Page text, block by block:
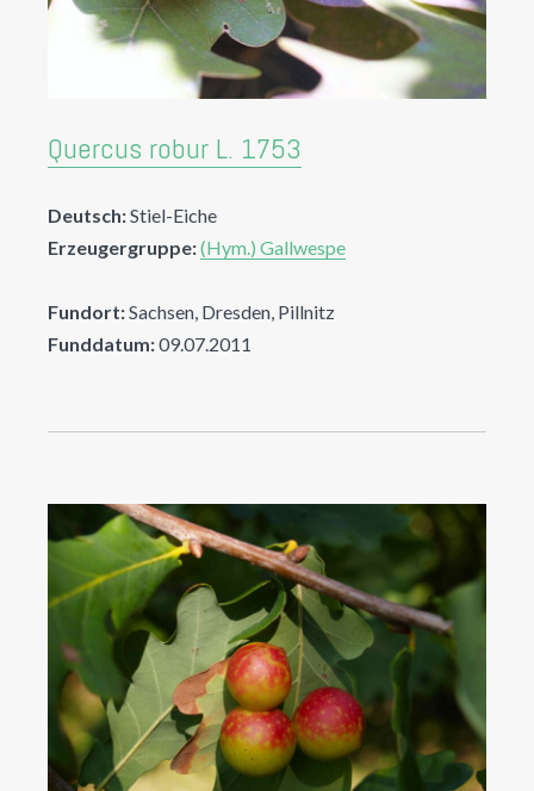
Quercus robur L. 1753
Deutsch:Stiel-Eiche
Erzeugergruppe:(Hym.) Gallwespe
Fundort:Sachsen, Dresden, Pillnitz
Funddatum:09.07.2011